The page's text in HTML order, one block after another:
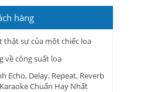
hàng
thật sự của một chiếc loa
về công suất loa
Echo, Delay, Repeat, Reverb
Chuẩn Hay Nhất